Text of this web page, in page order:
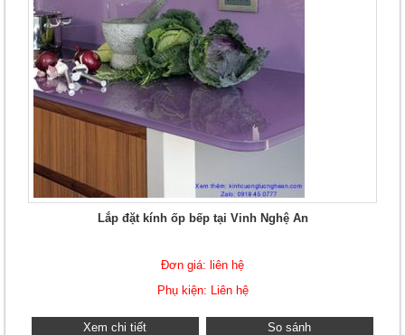
Lắp đặt kính ốp bếp tại Vinh Nghệ An
Đơn giá: liên hệ
Phụ kiện: Liên hệ
Xem chi tiết So sánh